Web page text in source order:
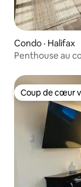
Condo · Halifax
Penthouse au
Coup de cœur
Coup de cœur